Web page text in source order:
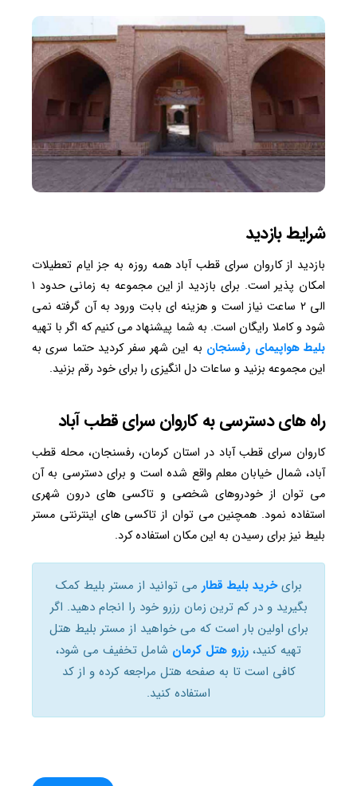
شرایط بازدید
بازدید از کاروان سرای قطب آباد همه روزه به جز ایام تعطیلات
امکان پذیر است. برای بازدید از این مجموعه به زمانی حدود ۱
الی ۲ ساعت نیاز است و هزینه ای بابت ورود به آن گرفته نمی
شود و کاملا رایگان است. به شما پیشنهاد می کنیم که اگر با تهیه
بلیط هواپیمای رفسنجان به این شهر سفر کردید حتما سری به
این مجموعه بزنید و ساعات دل انگیزی را برای خود رقم بزنید.
راه های دسترسی به کاروان سرای قطب آباد
کاروان سرای قطب آباد در استان کرمان، رفسنجان، محله قطب
آباد، شمال خیابان معلم واقع شده است و برای دسترسی به آن
می توان از خودروهای شخصی و تاکسی های درون شهری
استفاده نمود. همچنین می توان از تاکسی های اینترنتی مستر
بلیط نیز برای رسیدن به این مکان استفاده کرد.
برایخرید بلیط قطار می توانید از مستر بلیط کمک
بگیرید و در کم ترین زمان رزرو خود را انجام دهید. اگر
برای اولین بار است که می خواهید از مستر بلیط هتل
تهیه کنید، رزرو هتل کرمان شامل تخفیف می شود،
کافی است تا به صفحه هتل مراجعه کرده و از کد
استفاده کنید.